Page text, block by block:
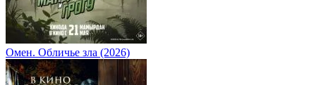
Омен. Обличье зла (2026)